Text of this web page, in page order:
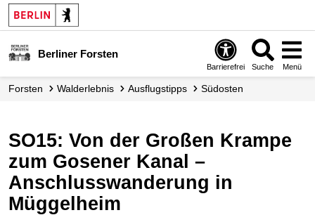
Berliner Forsten
Barrierefrei Suche Menü
Forsten Walderlebnis Ausflugstipps Südosten
SO15: Von der Großen Krampe
zum Gosener Kanal –
Anschlusswanderung in
Müggelheim